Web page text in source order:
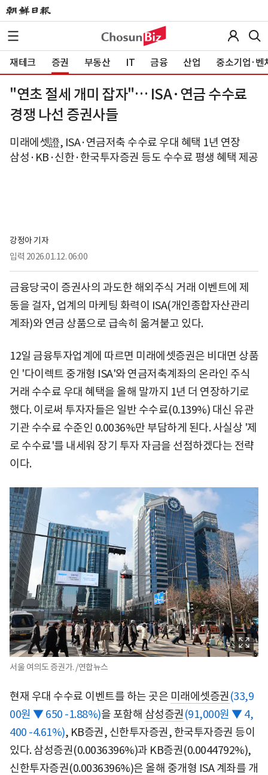
재테크 증권 부동산 IT 금융 산업 중소기업·벤
"연초 절세 개미 잡자"… ISA·연금 수수료
경쟁 나선 증권사들
미래에셋證, ISA·연금저축 수수료 우대 혜택 1년 연장
삼성·KB·신한·한국투자증권 등도 수수료 평생 혜택 제공
강정아 기자
입력 2026.01.12. 06:00
금융당국이 증권사의 과도한 해외주식 거래 이벤트에 제
동을 걸자, 업계의 마케팅 화력이 ISA(개인종합자산관리
계좌)와 연금 상품으로 급속히 옮겨붙고 있다.
12일 금융투자업계에 따르면 미래에셋증권은 비대면 상품
인 '다이렉트 중개형 ISA'와 연금저축계좌의 온라인 주식
거래 수수료 우대 혜택을 올해 말까지 1년 더 연장하기로
했다. 이로써 투자자들은 일반 수수료(0.139%) 대신 유관
기관 수수료 수준인 0.0036%만 부담하게 된다. 사실상 '제
로 수수료'를 내세워 장기 투자 자금을 선점하겠다는 전략
이다.
서울 여의도 증권가. /연합뉴스
현재 우대 수수료 이벤트를 하는 곳은 미래에셋증권 (33,9
00원 ▼ 650 -1.88%)을 포함해 삼성증권 (91,000원 ▼ 4,
400 -4.61%), KB증권, 신한투자증권, 한국투자증권 등이
있다. 삼성증권(0.0036396%)과 KB증권(0.0044792%),
신한투자증권(0.0036396%)은 올해 중개형 ISA 계좌를 개